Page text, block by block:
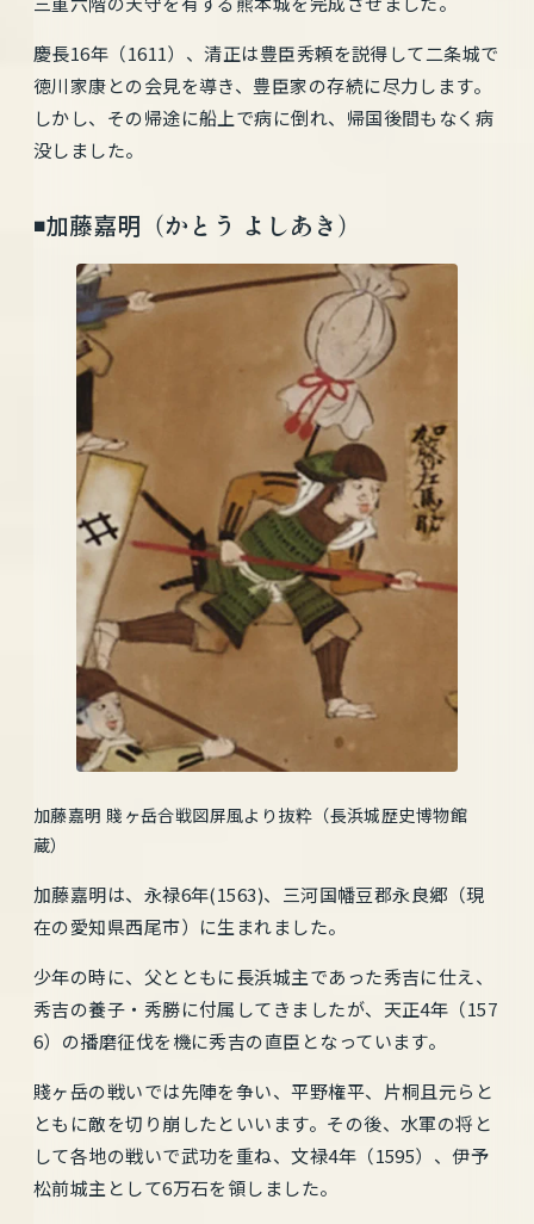
慶長16年（1611）、清正は豊臣秀頼を説得して二条城で
徳川家康との会見を導き、豊臣家の存続に尽力します。
しかし、その帰途に船上で病に倒れ、帰国後間もなく病
没しました。
◾️加藤嘉明（かとう よしあき）
加藤嘉明 賤ヶ岳合戦図屏風より抜粋（長浜城歴史博物館
蔵）
加藤嘉明は、永禄6年(1563)、三河国幡豆郡永良郷（現
在の愛知県西尾市）に生まれました。
少年の時に、父とともに長浜城主であった秀吉に仕え、
秀吉の養子・秀勝に付属してきましたが、天正4年（157
6）の播磨征伐を機に秀吉の直臣となっています。
賤ヶ岳の戦いでは先陣を争い、平野権平、片桐且元らと
ともに敵を切り崩したといいます。その後、水軍の将と
して各地の戦いで武功を重ね、文禄4年（1595）、伊予
松前城主として6万石を領しました。